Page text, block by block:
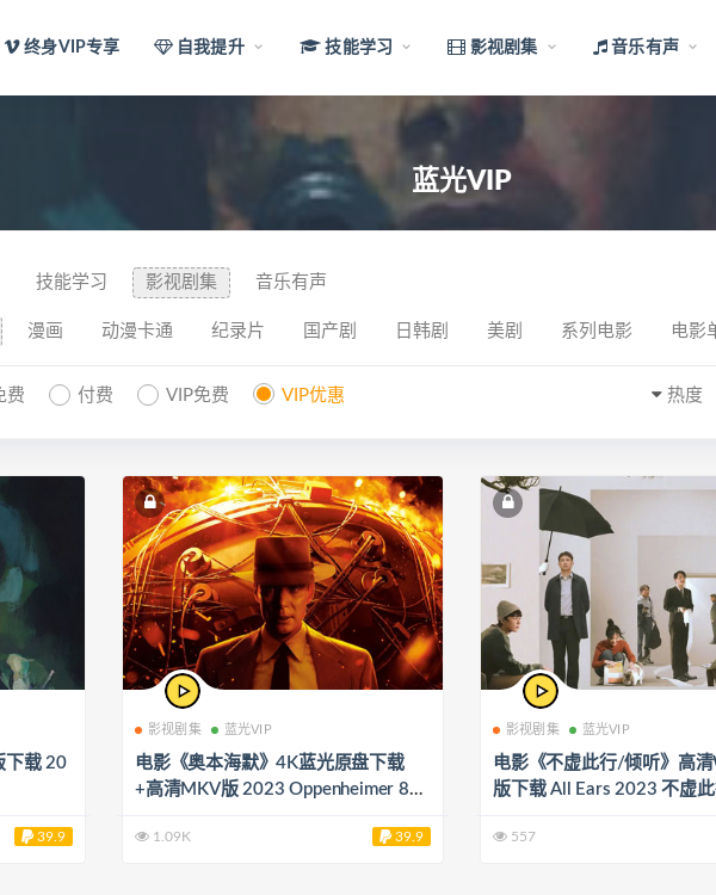
终身VIP专享 自我提升 技能学习 影视剧集 音乐有声
蓝光VIP
技能学习 影视剧集 音乐有声
漫画 动漫卡通 纪录片 国产剧 日韩剧 美剧 系列电影 电影
费 付费 VIP免费 VIP优惠 热度
下载 20
39.9
影视剧集 蓝光VIP
电影《奥本海默》4K蓝光原盘下载
+高清MKV版 2023 Oppenheimer 82.
1.09K 39.9
影视剧集 蓝光VIP
电影《不虚此行/倾听》高
版下载 All Ears 2023 不虚
557